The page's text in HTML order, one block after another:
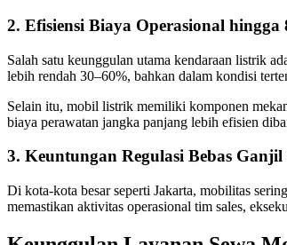
2. Efisiensi Biaya Operasional hingga
Salah satu keunggulan utama kendaraan listrik
lebih rendah 30–60%, bahkan dalam kondisi
Selain itu, mobil listrik memiliki komponen
biaya perawatan jangka panjang lebih efisien
3. Keuntungan Regulasi Bebas Ganjil
Di kota-kota besar seperti Jakarta, mobilitas
memastikan aktivitas operasional tim sales,